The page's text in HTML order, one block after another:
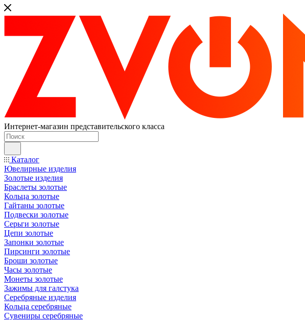
Интернет-магазин представительского класса
Каталог
Ювелирные изделия
Золотые изделия
Браслеты золотые
Кольца золотые
Гайтаны золотые
Подвески золотые
Серьги золотые
Цепи золотые
Запонки золотые
Пирсинги золотые
Броши золотые
Часы золотые
Монеты золотые
Зажимы для галстука
Серебряные изделия
Кольца серебряные
Сувениры серебряные